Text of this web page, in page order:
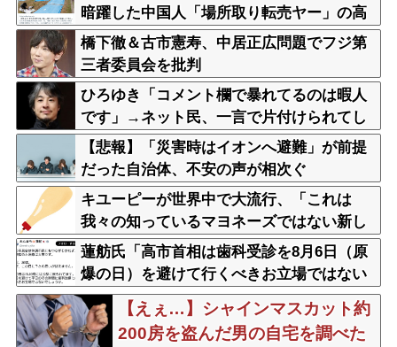
暗躍した中国人「場所取り転売ヤー」の高
笑い
橋下徹＆古市憲寿、中居正広問題でフジ第
三者委員会を批判
ひろゆき「コメント欄で暴れてるのは暇人
です」→ネット民、一言で片付けられてし
まうｗｗｗｗｗ
【悲報】「災害時はイオンへ避難」が前提
だった自治体、不安の声が相次ぐ
キユーピーが世界中で大流行、「これは
我々の知っているマヨネーズではない新し
いソースだ」
蓮舫氏「高市首相は歯科受診を8月6日（原
爆の日）を避けて行くべきお立場ではない
でしょうか」
【えぇ…】シャインマスカット約
200房を盗んだ男の自宅を調べた